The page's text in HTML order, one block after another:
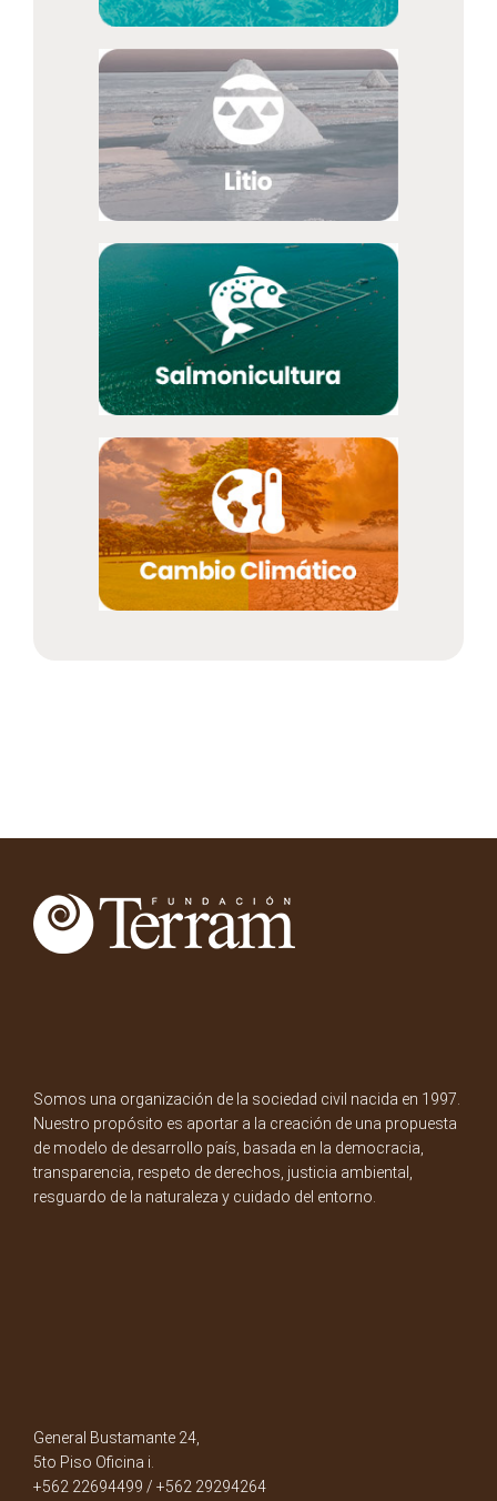
Somos una organización de la sociedad civil nacida en 1997.
Nuestro propósito es aportar a la creación de una propuesta
de modelo de desarrollo país, basada en la democracia,
transparencia, respeto de derechos, justicia ambiental,
resguardo de la naturaleza y cuidado del entorno.
General Bustamante 24,
5to Piso Oficina i.
+562 22694499 / +562 29294264